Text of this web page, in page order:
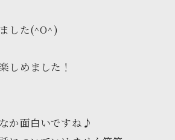
した(^O^)
しめました！
か面白いですね♪